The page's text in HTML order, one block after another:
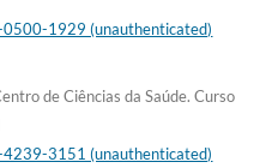
1929 (unauthenticated)
de Ciências da Saúde. Curso
3151 (unauthenticated)